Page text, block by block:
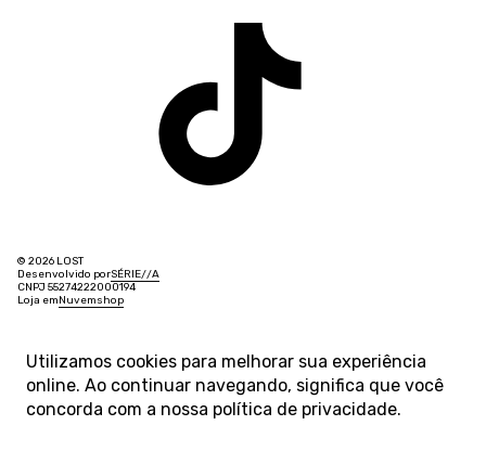
© 2026 LOST
Desenvolvido porSÉRIE//A
CNPJ 55274222000194
Loja emNuvemshop
Utilizamos cookies para melhorar sua experiência
online. Ao continuar navegando, significa que você
concorda com a nossa política de privacidade.